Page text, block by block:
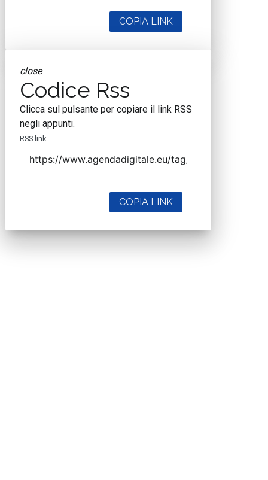
COPIA LINK
close
Codice Rss
Clicca sul pulsante per copiare il link RSS
negli appunti.
RSS link
COPIA LINK